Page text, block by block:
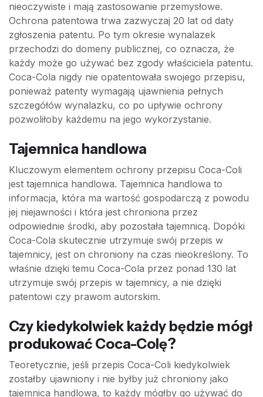
nieoczywiste i mają zastosowanie przemysłowe.
Ochrona patentowa trwa zazwyczaj 20 lat od daty
zgłoszenia patentu. Po tym okresie wynalazek
przechodzi do domeny publicznej, co oznacza, że
każdy może go używać bez zgody właściciela patentu.
Coca-Cola nigdy nie opatentowała swojego przepisu,
ponieważ patenty wymagają ujawnienia pełnych
szczegółów wynalazku, co po upływie ochrony
pozwoliłoby każdemu na jego wykorzystanie.
Tajemnica handlowa
Kluczowym elementem ochrony przepisu Coca-Coli
jest tajemnica handlowa. Tajemnica handlowa to
informacja, która ma wartość gospodarczą z powodu
jej niejawności i która jest chroniona przez
odpowiednie środki, aby pozostała tajemnicą. Dopóki
Coca-Cola skutecznie utrzymuje swój przepis w
tajemnicy, jest on chroniony na czas nieokreślony. To
właśnie dzięki temu Coca-Cola przez ponad 130 lat
utrzymuje swój przepis w tajemnicy, a nie dzięki
patentowi czy prawom autorskim.
Czy kiedykolwiek każdy będzie mógł
produkować Coca-Colę?
Teoretycznie, jeśli przepis Coca-Coli kiedykolwiek
zostałby ujawniony i nie byłby już chroniony jako
tajemnica handlowa, to każdy mógłby go używać do